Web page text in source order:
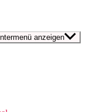
anzeigen